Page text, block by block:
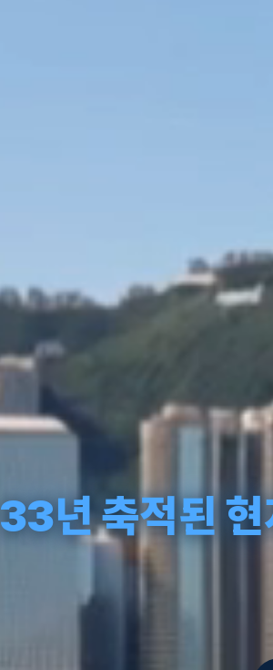
33년 축적된 현